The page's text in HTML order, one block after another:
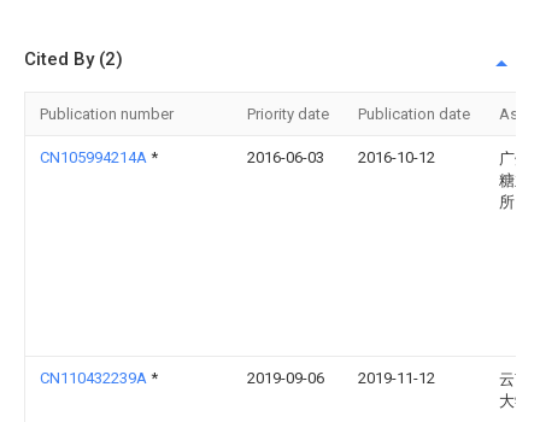
Cited By (2)
Publication number Priority date Publication date
CN105994214A * 2016-06-03 2016-10-12
广州
糖业
所
CN110432239A * 2019-09-06 2019-11-12
云南
大学